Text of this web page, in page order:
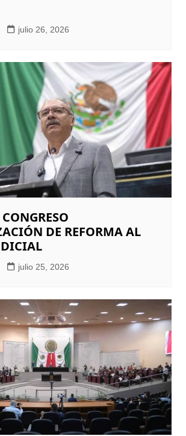
julio 26, 2026
DE REFORMA AL
julio 25, 2026